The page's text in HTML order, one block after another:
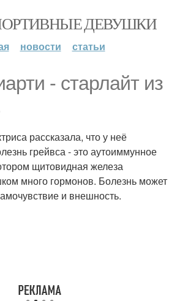
ДЕВУШКИ
новости статьи
- старлайт из
рассказала, что у неё
грейвса - это аутоиммунное
щитовидная железа
много гормонов. Болезнь может
и внешность.